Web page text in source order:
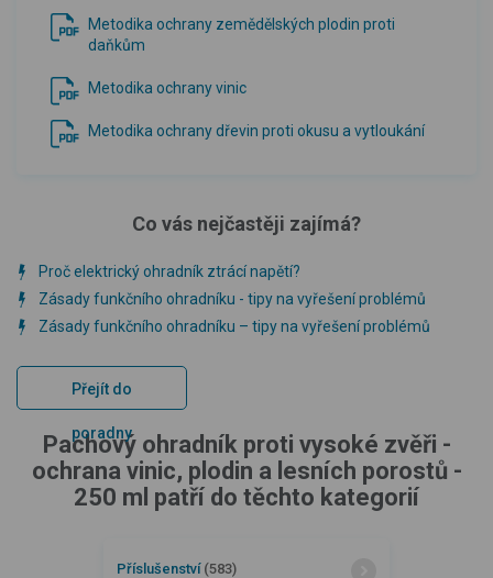
Metodika ochrany zemědělských plodin proti
daňkům
Metodika ochrany vinic
Metodika ochrany dřevin proti okusu a vytloukání
Co vás nejčastěji zajímá?
Proč elektrický ohradník ztrácí napětí?
Zásady funkčního ohradníku - tipy na vyřešení problémů
Zásady funkčního ohradníku – tipy na vyřešení problémů
Přejít do
poradny
Pachový ohradník proti vysoké zvěři -
ochrana vinic, plodin a lesních porostů -
250 ml patří do těchto kategorií
Příslušenství (583)